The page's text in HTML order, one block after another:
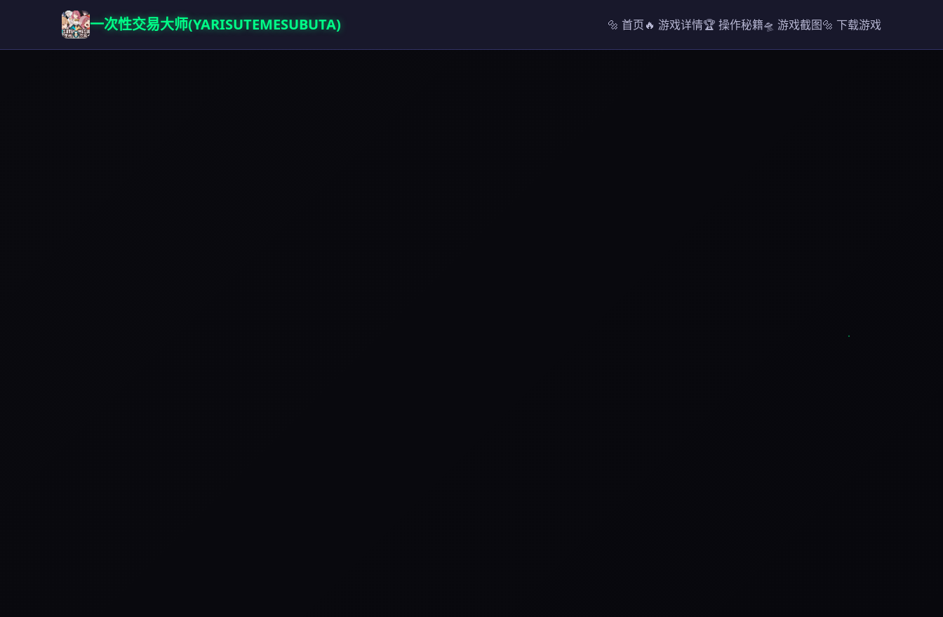
一次性交易大师(YARISUTEMESUBUTA) 🔩 首页🔥 游戏详情🏆 操作秘籍🛸 游戏截图🔩 下载游戏